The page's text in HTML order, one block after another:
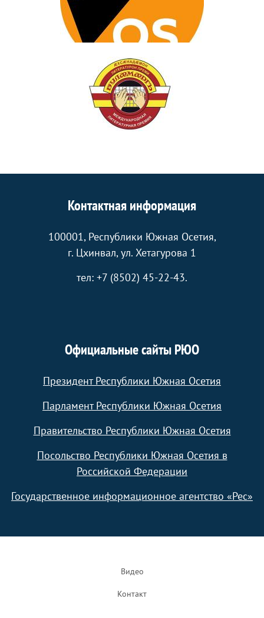
Контактная информация
100001, Республики Южная Осетия,
г. Цхинвал, ул. Хетагурова 1
тел: +7 (8502) 45-22-43.
Официальные сайты РЮО
Президент Республики Южная Осетия
Парламент Республики Южная Осетия
Правительство Республики Южная Осетия
Посольство Республики Южная Осетия в
Российской Федерации
Государственное информационное агентство «Рес»
Видео
Контакт